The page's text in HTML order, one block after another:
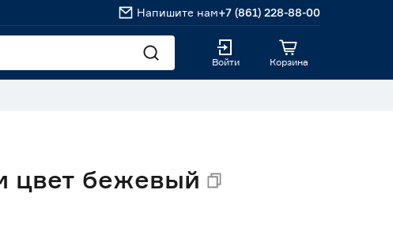
Напишите нам+7 (861) 228-88-00
Войти Корзина
цвет бежевый